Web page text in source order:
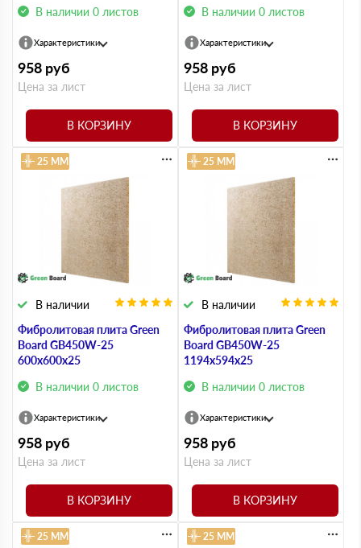
В наличии 0 листов
Характеристики
958 руб
Цена за лист
В КОРЗИНУ
В наличии 0 листов
Характеристики
958 руб
Цена за лист
В КОРЗИНУ
Фибролитовая плита Green
Board GB450W-25
600х600х25
В наличии 0 листов
В наличии
25 ММ
Характеристики
958 руб
Цена за лист
В КОРЗИНУ
Фибролитовая плита Green
Board GB450W-25
1194х594х25
В наличии 0 листов
В наличии
25 ММ
Характеристики
958 руб
Цена за лист
В КОРЗИНУ
25 ММ 25 ММ